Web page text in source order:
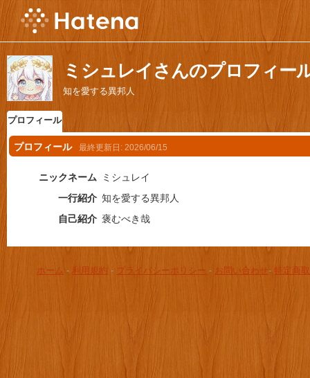
ミシュレイさんのプロフィー
知を愛する異邦人
プロフィール
プロフィール 最終更新日: 2026/06/15
ニックネーム
ミシュレイ
一行紹介 知を愛する異邦人
自己紹介 褒むべき哉
ホーム - 利用規約 - プライバシーポリシー - お問い合わせ- 特定商